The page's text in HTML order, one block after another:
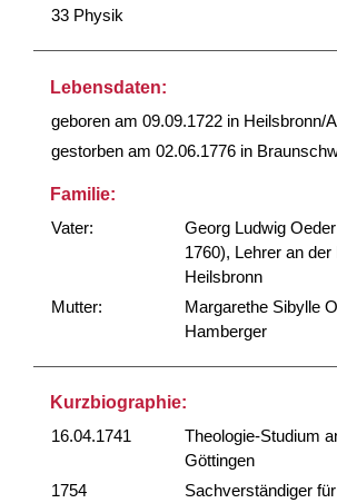
33 Physik
Lebensdaten:
geboren am 09.09.1722 in Heilsbronn/
gestorben am 02.06.1776 in
Familie:
Vater:
Georg Ludwig
1760), Lehrer an
Heilsbronn
Mutter:
Margarethe Sibylle
Hamberger
Kurzbiographie:
16.04.1741
Theologie-Studium
Göttingen
1754
Sachverständiger